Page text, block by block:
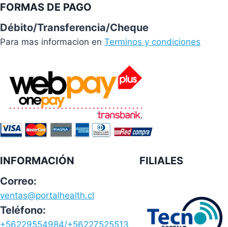
FORMAS DE PAGO
Débito/Transferencia/Cheque
Para mas informacion en Terminos y condiciones
INFORMACIÓN
Correo:
ventas@portalhealth.cl
Teléfono:
+56229554984/+56227525513
FILIALES